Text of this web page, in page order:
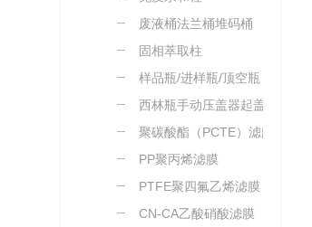
废液桶法兰桶堆码桶
固相萃取柱
样品瓶/进样瓶/顶空瓶
西林瓶手动压盖器起盖器
聚碳酸酯（PCTE）滤膜
PP聚丙烯滤膜
PTFE聚四氟乙烯滤膜
CN-CA乙酸硝酸滤膜